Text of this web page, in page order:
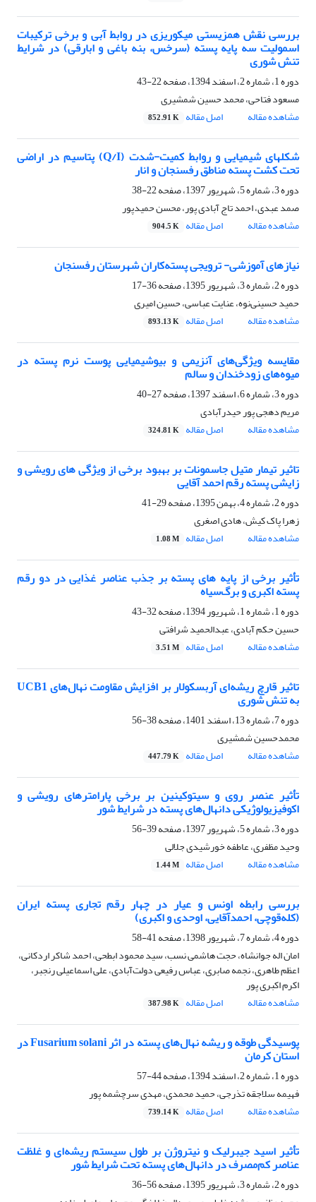
بررسی نقش همزیستی میکوریزی در روابط آبی و برخی ترکیبات
اسمولیت سه پایه پسته (سرخس، بنه باغی و ابارقی) در شرایط
تنش شوری
دوره 1، شماره 2، اسفند 1394، صفحه
22-43
مسعود فتاحی، محمد حسین شمشیری
مشاهده مقاله
اصل مقاله 852.91 K
شکل‎های شیمیایی و روابط کمیت-شدت (Q/I) پتاسیم در اراضی
تحت کشت پسته مناطق رفسنجان و انار
دوره 3، شماره 5، شهریور 1397، صفحه
22-38
صمد عبدی، احمد تاج آبادی پور، محسن حمیدپور
مشاهده مقاله
اصل مقاله 904.5 K
نیازهای آموزشی- ترویجی پسته‌کاران شهرستان رفسنجان
دوره 2، شماره 3، شهریور 1395، صفحه
36-17
حمید حسینی‌نوه، عنایت عباسی، حسین امیری
مشاهده مقاله
اصل مقاله 893.13 K
مقایسه ویژگی‌های آنزیمی و بیوشیمیایی پوست نرم پسته در
میوه‌های زودخندان و سالم
دوره 3، شماره 6، اسفند 1397، صفحه
27-40
مریم دهجی پور حیدرآبادی
مشاهده مقاله
اصل مقاله 324.81 K
تاثیر تیمار متیل جاسمونات بر بهبود برخی از ویژگی های رویشی و
زایشی پسته رقم احمد آقایی
دوره 2، شماره 4، بهمن 1395، صفحه
29-41
زهرا پاک کیش، هادی اصغری
مشاهده مقاله
اصل مقاله 1.08 M
تأثیر برخی از پایه های پسته بر جذب عناصر غذایی در دو رقم
پسته اکبری و برگ‌سیاه
دوره 1، شماره 1، شهریور 1394، صفحه
32-43
حسین حکم آبادی، عبدالحمید شرافتی
مشاهده مقاله
اصل مقاله 3.51 M
تاثیر قارچ ریشه‌ای آربسکولار بر افزایش مقاومت نهال‌های UCB1
به تنش شوری
دوره 7، شماره 13، اسفند 1401، صفحه
38-56
محمدحسین شمشیری
مشاهده مقاله
اصل مقاله 447.79 K
تأثیر عنصر روی و سیتوکینین بر برخی پارامترهای رویشی و
اکوفیزیولوژیکی دانهال‌های پسته در شرایط شور
دوره 3، شماره 5، شهریور 1397، صفحه
39-56
وحید مظفری، عاطفه خورشیدی جلالی
مشاهده مقاله
اصل مقاله 1.44 M
بررسی رابطه اونس و عیار در چهار رقم تجاری پسته ایران
(کله‌قوچی، احمد‌آقایی، اوحدی و اکبری)
دوره 4، شماره 7، شهریور 1398، صفحه
41-58
امان اله جوانشاه، حجت هاشمی نسب، سید محمود ابطحی، احمد شاکر اردکانی،
اعظم طاهری، نجمه صابری، عباس رفیعی دولت‌آبادی، علی اسماعیلی رنجبر،
اکرم اکبری پور
مشاهده مقاله
اصل مقاله 387.98 K
پوسیدگی طوقه و ریشه نهال‌های پسته در اثر Fusarium solani در
استان کرمان
دوره 1، شماره 2، اسفند 1394، صفحه
44-57
فهیمه سلاجقه تذرجی، حمید محمدی، مهدی سرچشمه پور
مشاهده مقاله
اصل مقاله 739.14 K
تأثیر اسید جیبرلیک و نیتروژن بر طول سیستم ریشه‌ای و غلظت
عناصر کم‌مصرف در دانهال‌‌های پسته تحت شرایط شور
دوره 2، شماره 3، شهریور 1395، صفحه
56-36